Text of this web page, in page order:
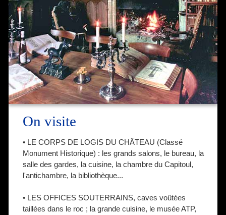
On visite
• LE CORPS DE LOGIS DU CHÂTEAU (Classé
Monument Historique) : les grands salons, le bureau, la
salle des gardes, la cuisine, la chambre du Capitoul,
l'antichambre, la bibliothèque...
• LES OFFICES SOUTERRAINS, caves voûtées
taillées dans le roc ; la grande cuisine, le musée ATP,